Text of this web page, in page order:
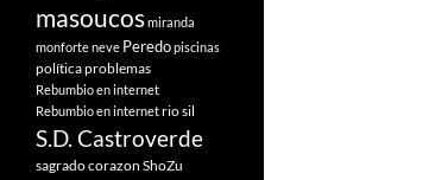
masoucosmiranda
monforteneve Peredopiscinas
políticaproblemas
Rebumbio en internet
Rebumbio en internetrio sil
S.D. Castroverde
sagrado corazon ShoZu